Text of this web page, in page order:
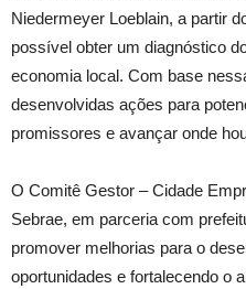
Niedermeyer Loeblain, a partir
possível obter um diagnóstico
economia local. Com base
desenvolvidas ações para
promissores e avançar onde
O Comitê Gestor – Cidade
Sebrae, em parceria com
promover melhorias para o
oportunidades e fortalecendo o